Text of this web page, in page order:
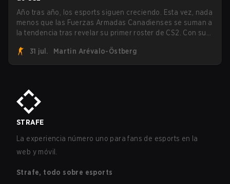
Año tras año, los esports siguen creciendo. Esta vez, nada
menos que las Fuerzas Armadas Canadienses se suman a
la tendencia tras revelar su primer roster de CS2. Con su
unirá ahora a una competencia de CS para personal
militar destinada a expandir el alcance de los esports.
31 jul. Martin Arévalo-Östberg
STRAFE
La experiencia número uno para fans de esports en la
web y móvil.
Strafe, todo sobre esports